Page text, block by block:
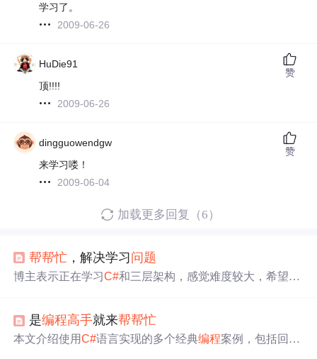
学习了。
2009-06-26
HuDie91
顶!!!!
2009-06-26
赞
dingguowendgw
来学习喽！
2009-06-04
赞
加载更多回复（6）
帮帮忙 ，解决学习问题
博主表示正在学习C#和三层架构，感觉难度较大，希望大
是编程高手就来帮帮忙
本文介绍使用C#语言实现的多个经典编程案例，包括回文